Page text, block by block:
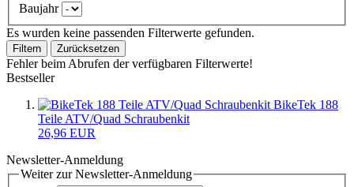
Baujahr
Es wurden keine passenden Filterwerte gefunden.
Filtern Zurücksetzen
Fehler beim Abrufen der verfügbaren Filterwerte!
Bestseller
BikeTek 188
Teile ATV/Quad Schraubenkit
26,96 EUR
Newsletter-Anmeldung
Weiter zur Newsletter-Anmeldung